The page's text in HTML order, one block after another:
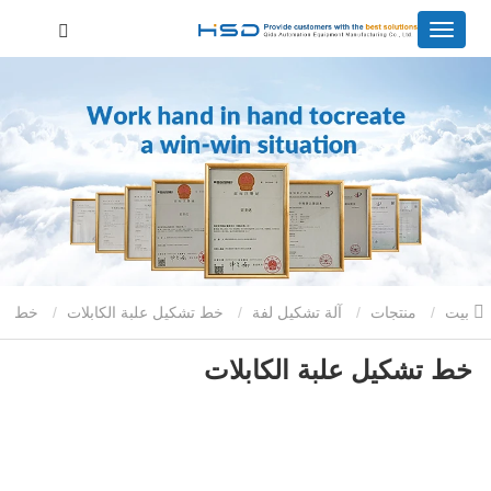
منتجات آلة تشكيل لفة خط تشكيل علبة الكابلات خط
تشكيل علبة الكابلات
خط تشكيل علبة الكابلات